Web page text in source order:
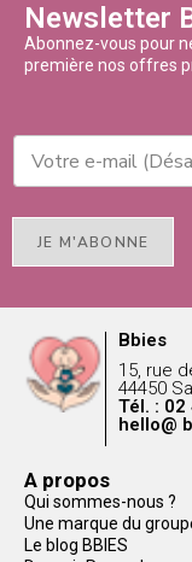
Newsletter
Abonnez-vous pour
première nos offres
JE M'ABONNE
Bbies
15, rue
44450
Tél. : 02
hello@
A propos
Qui sommes-nous ?
Une marque du
Le blog BBIES